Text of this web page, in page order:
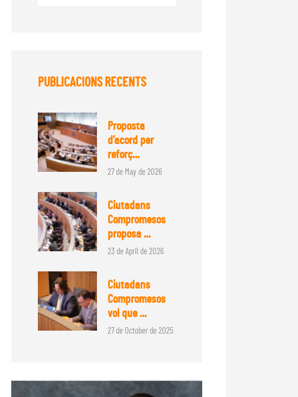
PUBLICACIONS RECENTS
Proposta
d’acord per
reforç...
27 de May de 2026
Ciutadans
Compromesos
proposa ...
23 de April de 2026
Ciutadans
Compromesos
vol que ...
27 de October de 2025